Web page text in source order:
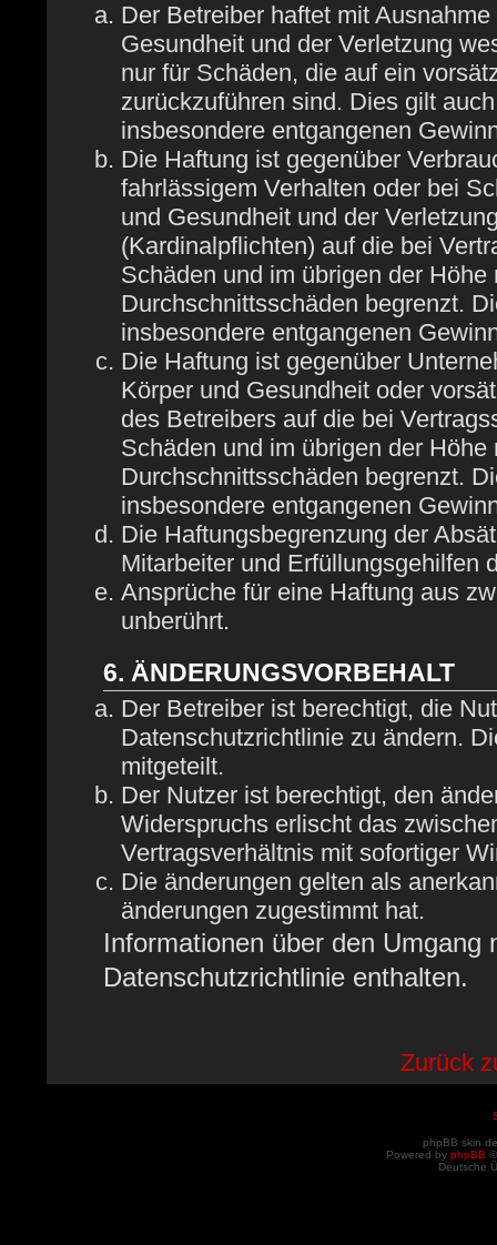
Der Betreiber haftet mit
Gesundheit und der Verletzung
nur für Schäden, die auf ein
zurückzuführen sind. Dies gilt
insbesondere entgangenen
Die Haftung ist gegenüber
fahrlässigem Verhalten oder bei
und Gesundheit und der
(Kardinalpflichten) auf die bei
Schäden und im übrigen der
Durchschnittsschäden begrenzt.
insbesondere entgangenen
Die Haftung ist gegenüber
Körper und Gesundheit oder
des Betreibers auf die bei
Schäden und im übrigen der
Durchschnittsschäden begrenzt.
insbesondere entgangenen
Die Haftungsbegrenzung der
Mitarbeiter und Erfüllungsgehilfen
Ansprüche für eine Haftung aus
unberührt.
6. ÄNDERUNGSVORBEHALT
Der Betreiber ist berechtigt, die
Datenschutzrichtlinie zu ändern.
mitgeteilt.
Der Nutzer ist berechtigt, den
Widerspruchs erlischt das
Vertragsverhältnis mit sofortiger
Die änderungen gelten als
änderungen zugestimmt hat.
Informationen über den Umgang
Datenschutzrichtlinie enthalten.
Zurück
phpBB skin
Powered by phpBB
Deutsche